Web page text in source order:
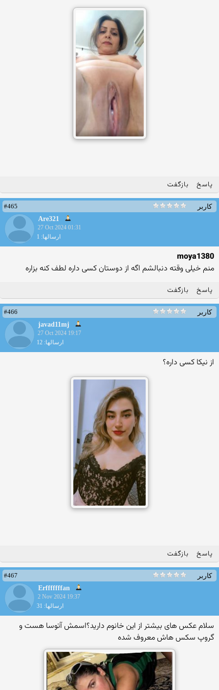
پاسخ بازگفت
کاربر
#465
Are321
27 Oct 2024 01:31
ارسالها: 1
moya1380
منم خیلی وقته دنبالشم اگه از دوستان کسی داره لطف کنه بزاره
پاسخ بازگفت
کاربر
#466
javad11mj
27 Oct 2024 19:17
ارسالها: 12
از نیکا کسی داره؟
پاسخ بازگفت
کاربر
#467
Erfffffffan
2 Nov 2024 19:37
ارسالها: 31
سلام عکس های بیشتر از این خانوم دارید؟اسمش آتوسا هست و
گروپ سکس هاش معروف شده